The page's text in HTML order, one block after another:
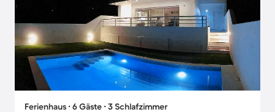
Ferienhaus ∙ 6 Gäste ∙ 3 Schlafzimmer